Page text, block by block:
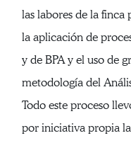
las labores de la finca
la aplicación de
y de BPA y el uso de
metodología del
Todo este proceso
por iniciativa propia